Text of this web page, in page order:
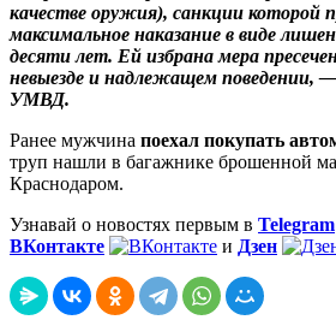
качестве оружия), санкции которой
максимальное наказание в виде
десяти лет. Ей избрана мера
невыезде и надлежащем поведении,
УМВД.
Ранее мужчина поехал покупать
труп нашли в багажнике брошенной
Краснодаром.
Узнавай о новостях первым в Telegram
ВКонтакте
и Дзен